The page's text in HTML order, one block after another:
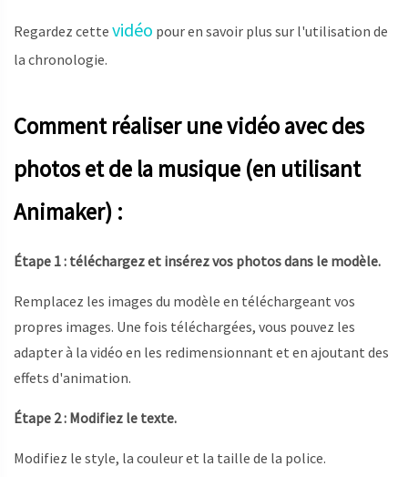
Regardez cette vidéo pour en savoir plus sur l'utilisation de
la chronologie.
Comment réaliser une vidéo avec des
photos et de la musique (en utilisant
Animaker) :
Étape 1 : téléchargez et insérez vos photos dans le modèle.
Remplacez les images du modèle en téléchargeant vos
propres images. Une fois téléchargées, vous pouvez les
adapter à la vidéo en les redimensionnant et en ajoutant des
effets d'animation.
Étape 2 : Modifiez le texte.
Modifiez le style, la couleur et la taille de la police.